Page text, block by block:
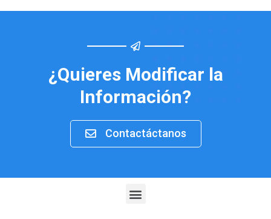
¿Quieres Modificar la
Información?
Contactáctanos
Menu